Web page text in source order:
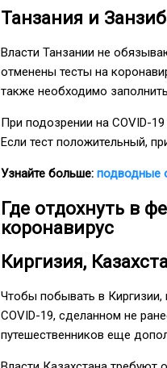
Танзания и
Власти Танзании не
отменены тесты на
также необходимо
При подозрении на COVID-
Если тест положительный,
Узнайте больше: подводные
Где отдохнуть в
коронавирус
Киргизия,
Чтобы побывать в Киргизии,
COVID-19, сделанном не
путешественников еще